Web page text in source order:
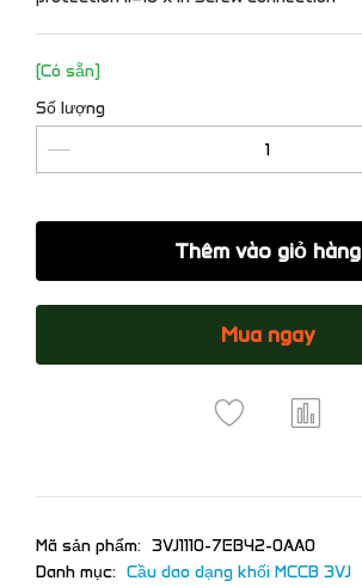
(Có sẵn)
Số lượng
Thêm vào giỏ hàng
Mua ngay
Mã sản phẩm: 3VJ1110-7EB42-0AA0
Danh mục: Cầu dao dạng khối MCCB 3VJ